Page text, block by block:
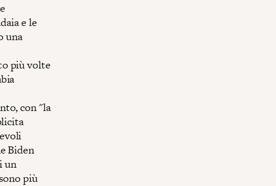
e le
una
più volte
con "la
Biden
un
più